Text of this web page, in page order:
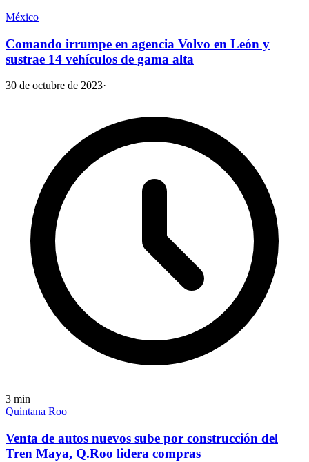
México
Comando irrumpe en agencia Volvo en León y
sustrae 14 vehículos de gama alta
30 de octubre de 2023·
3 min
Quintana Roo
Venta de autos nuevos sube por construcción del
Tren Maya, Q.Roo lidera compras